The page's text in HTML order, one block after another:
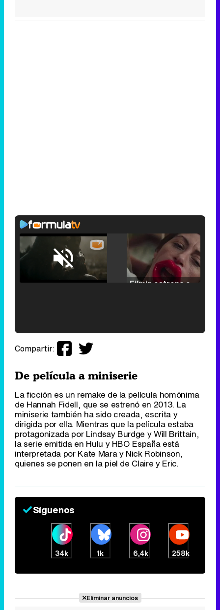
Unmute /
Tráiler de '33 días', la nueva serie de Atresplayer con Julián Villagrán y José Manuel Poga
Compartir:
De película a miniserie
La ficción es un remake de la película homónima
de Hannah Fidell, que se estrenó en 2013. La
miniserie también ha sido creada, escrita y
dirigida por ella. Mientras que la película estaba
protagonizada por Lindsay Burdge y Will Brittain,
la serie emitida en Hulu y HBO España está
interpretada por Kate Mara y Nick Robinson,
quienes se ponen en la piel de Claire y Eric.
Síguenos
34k 1k 6,4k 258k
Eliminar anuncios